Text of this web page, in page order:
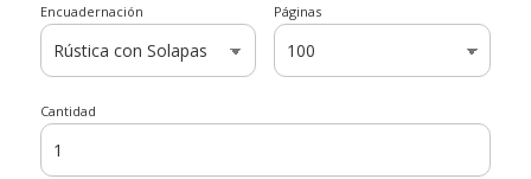
Encuadernación Páginas
Cantidad